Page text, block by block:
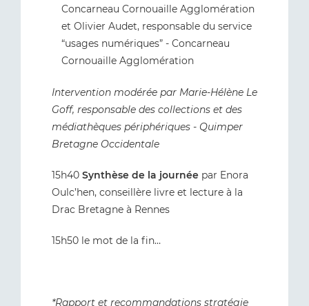
Concarneau Cornouaille Agglomération
et Olivier Audet, responsable du service
“usages numériques” - Concarneau
Cornouaille Agglomération
Intervention modérée par Marie-Hélène Le
Goff, responsable des collections et des
médiathèques périphériques - Quimper
Bretagne Occidentale
15h40 Synthèse de la journée par Enora
Oulc’hen, conseillère livre et lecture à la
Drac Bretagne à Rennes
15h50 le mot de la fin…
*Rapport et recommandations stratégie